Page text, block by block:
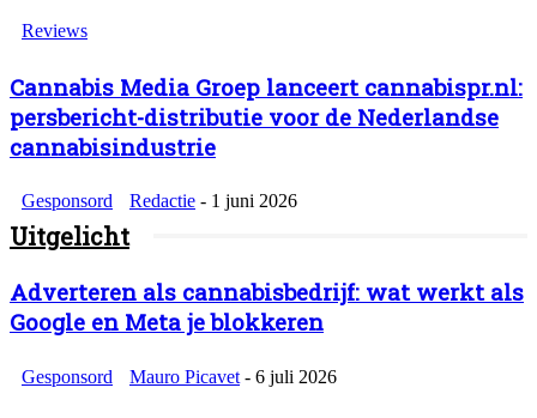
Reviews
Cannabis Media Groep lanceert cannabispr.nl:
persbericht-distributie voor de Nederlandse
cannabisindustrie
Gesponsord Redactie - 1 juni 2026
Uitgelicht
Adverteren als cannabisbedrijf: wat werkt als
Google en Meta je blokkeren
Gesponsord Mauro Picavet - 6 juli 2026